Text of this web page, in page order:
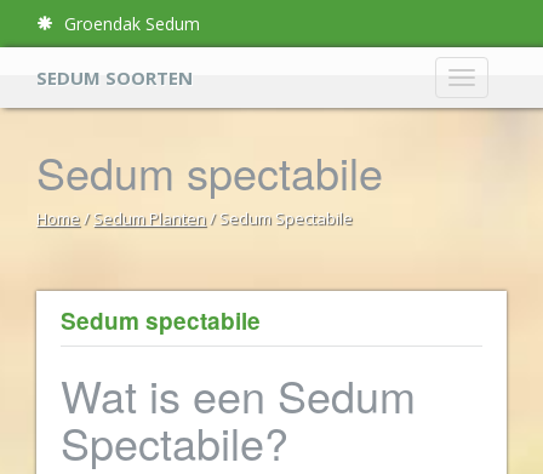
Groendak Sedum
SEDUM SOORTEN
Sedum spectabile
Home /Sedum Planten / Sedum Spectabile
Sedum spectabile
Wat is een Sedum
Spectabile?